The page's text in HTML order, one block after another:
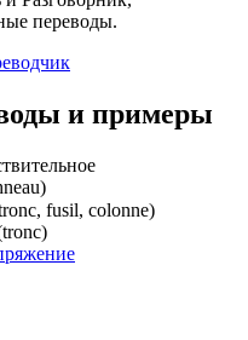
переводы.
и примеры
fusil, colonne)